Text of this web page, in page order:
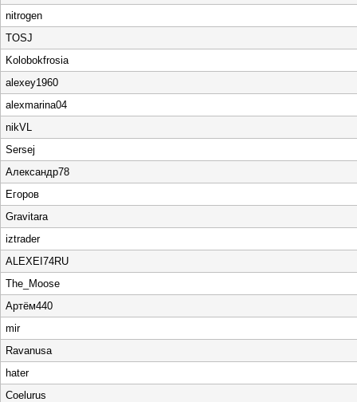
nitrogen
TOSJ
Kolobokfrosia
alexey1960
alexmarina04
nikVL
Sersej
Александр78
Егоров
Gravitara
iztrader
ALEXEI74RU
The_Moose
Артём440
mir
Ravanusa
hater
Coelurus